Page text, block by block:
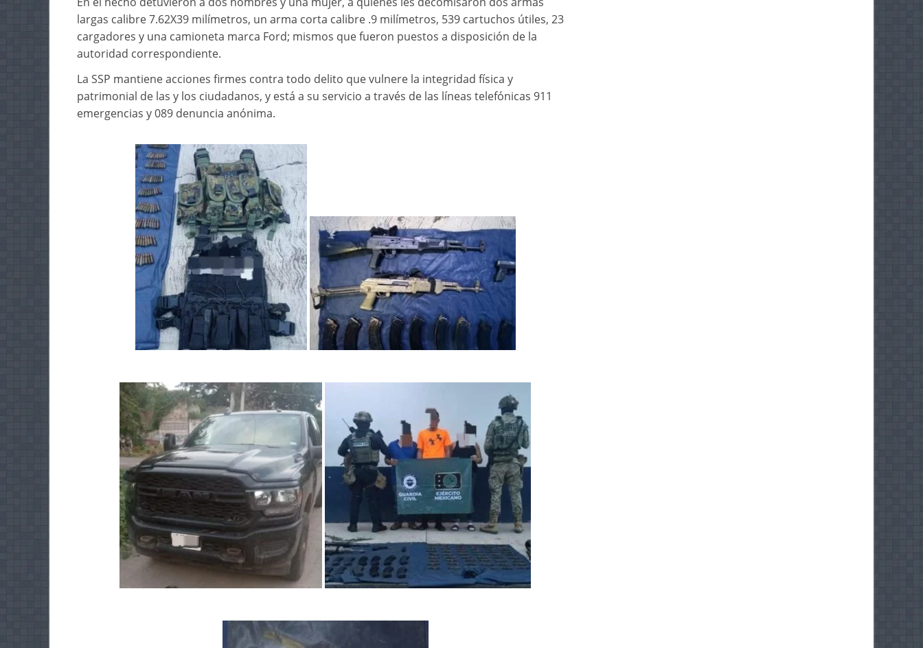
largas calibre 7.62X39 milímetros, un arma corta calibre .9 milímetros, 539 cartuchos útiles, 23
cargadores y una camioneta marca Ford; mismos que fueron puestos a disposición de la
autoridad correspondiente.
La SSP mantiene acciones firmes contra todo delito que vulnere la integridad física y
patrimonial de las y los ciudadanos, y está a su servicio a través de las líneas telefónicas 911
emergencias y 089 denuncia anónima.